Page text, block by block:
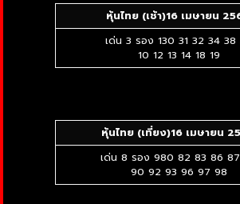
หุ้นไทย (เช้า)16 เมษายน
เด่น 3 รอง 130 31 32 34 38
10 12 13 14 18 19
หุ้นไทย (เที่ยง)16 เมษายน
เด่น 8 รอง 980 82 83 86
90 92 93 96 97 98